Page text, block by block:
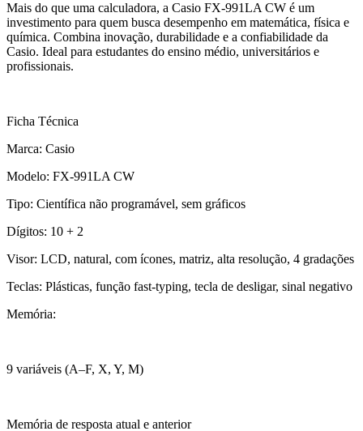
Mais do que uma calculadora, a Casio FX-991LA CW é um
investimento para quem busca desempenho em matemática, física e
química. Combina inovação, durabilidade e a confiabilidade da
Casio. Ideal para estudantes do ensino médio, universitários e
profissionais.
Ficha Técnica
Marca: Casio
Modelo: FX-991LA CW
Tipo: Científica não programável, sem gráficos
Dígitos: 10 + 2
Visor: LCD, natural, com ícones, matriz, alta resolução, 4 gradações
Teclas: Plásticas, função fast-typing, tecla de desligar, sinal negativo
Memória:
9 variáveis (A–F, X, Y, M)
Memória de resposta atual e anterior